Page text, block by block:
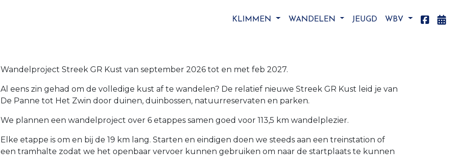
KLIMMEN WANDELEN JEUGD WBV
Wandelproject Streek GR Kust van september 2026 tot en met feb 2027.
Al eens zin gehad om de volledige kust af te wandelen? De relatief nieuwe Streek GR Kust leid je van
De Panne tot Het Zwin door duinen, duinbossen, natuurreservaten en parken.
We plannen een wandelproject over 6 etappes samen goed voor 113,5 km wandelplezier.
Elke etappe is om en bij de 19 km lang. Starten en eindigen doen we steeds aan een treinstation of
een tramhalte zodat we het openbaar vervoer kunnen gebruiken om naar de startplaats te kunnen